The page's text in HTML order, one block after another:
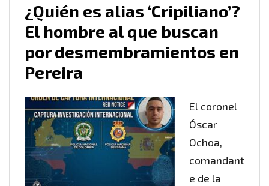
¿Quién es alias ‘Cripiliano’?
El hombre al que buscan
por desmembramientos en
Pereira
El coronel
Óscar
Ochoa,
comandant
e de la